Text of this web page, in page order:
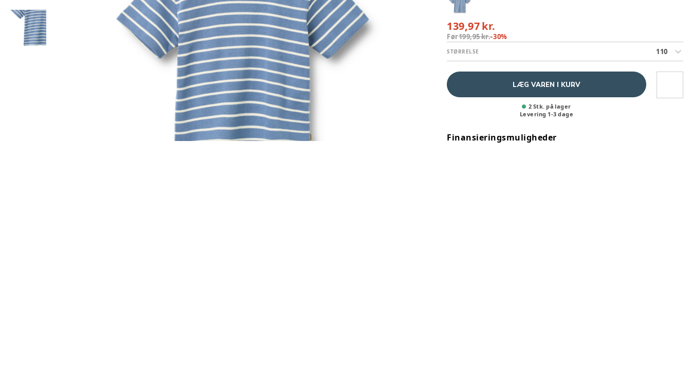
139,97 kr.
Før199,95 kr.-30%
STØRRELSE 110
LÆG VAREN I KURV
2 Stk. på lager
Levering 1-3 dage
Finansieringsmuligheder